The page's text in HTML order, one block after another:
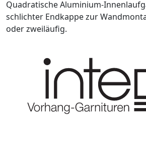
Quadratische Aluminium-
schlichter Endkappe zur
oder zweiläufig.